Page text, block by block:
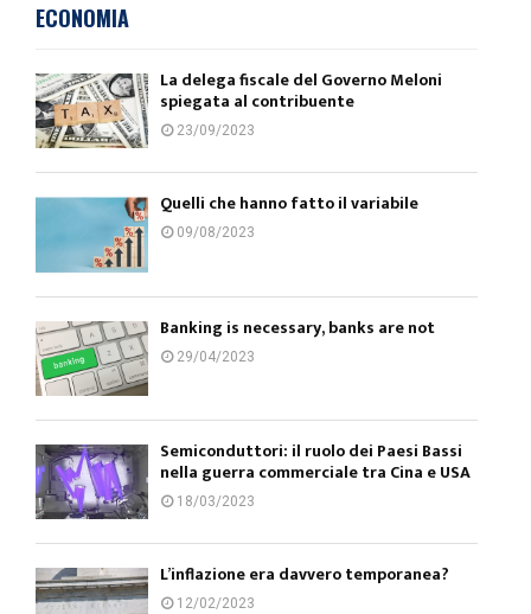
ECONOMIA
La delega fiscale del Governo Meloni
spiegata al contribuente
23/09/2023
Quelli che hanno fatto il variabile
09/08/2023
Banking is necessary, banks are not
29/04/2023
Semiconduttori: il ruolo dei Paesi Bassi
nella guerra commerciale tra Cina e USA
18/03/2023
L’inflazione era davvero temporanea?
12/02/2023